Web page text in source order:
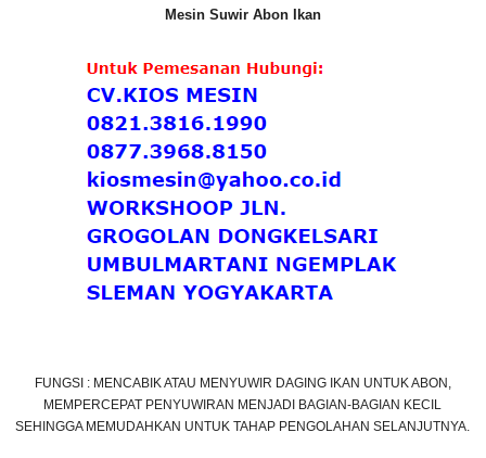
Mesin Suwir Abon Ikan
FUNGSI : MENCABIK ATAU MENYUWIR DAGING IKAN UNTUK ABON,
MEMPERCEPAT PENYUWIRAN MENJADI BAGIAN-BAGIAN KECIL
SEHINGGA MEMUDAHKAN UNTUK TAHAP PENGOLAHAN SELANJUTNYA.